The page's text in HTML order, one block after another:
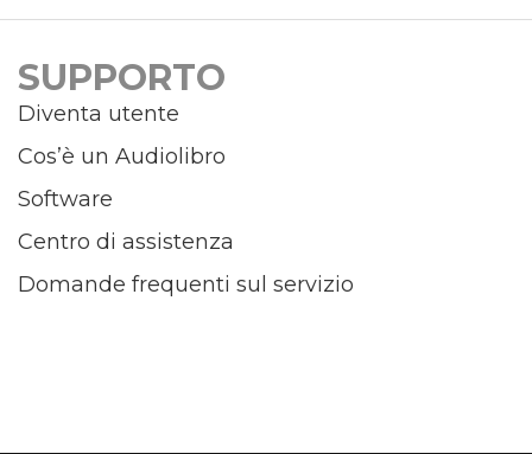
SUPPORTO
Diventa utente
Cos’è un Audiolibro
Software
Centro di assistenza
Domande frequenti sul servizio